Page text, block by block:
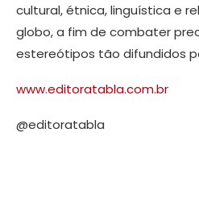
cultural, étnica, linguística e
globo, a fim de combater
estereótipos tão difundidos
www.editoratabla.com.br
@editoratabla